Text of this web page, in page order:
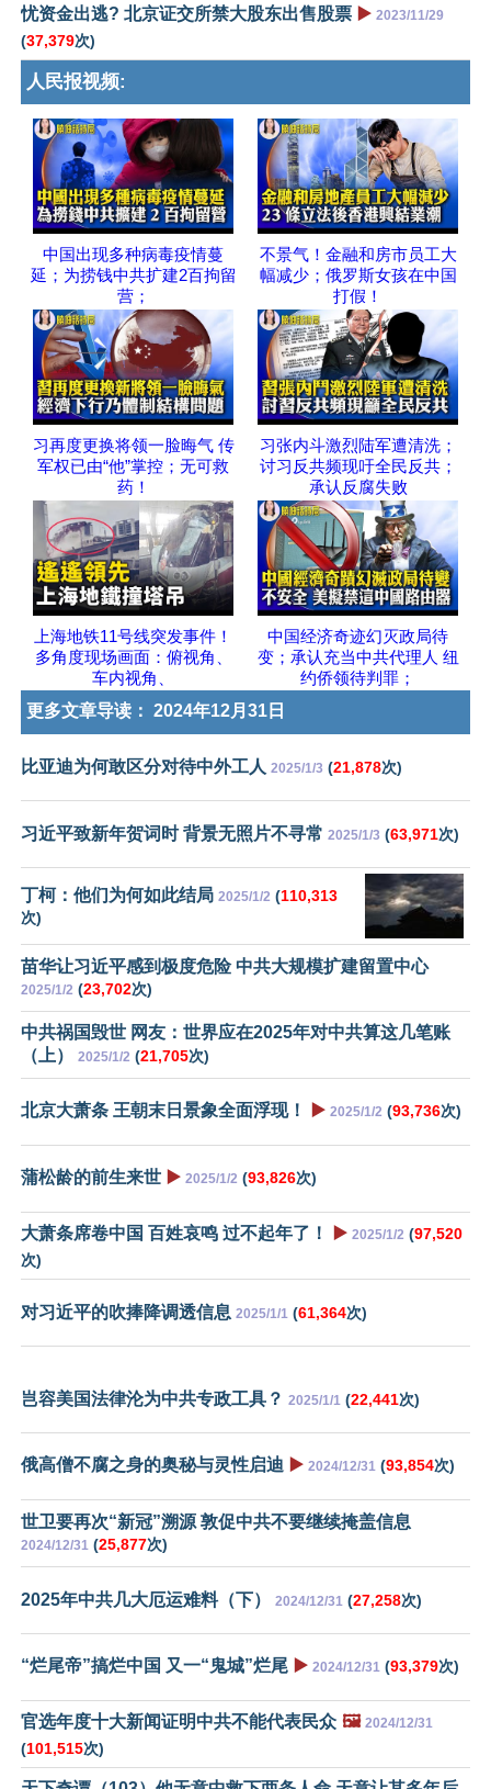
忧资金出逃? 北京证交所禁大股东出售股票 ▶️ 2023/11/29
(37,379次)
人民报视频:
中国出现多种病毒疫情蔓
延；为捞钱中共扩建2百拘留
营；
不景气！金融和房市员工大
幅减少；俄罗斯女孩在中国
打假！
习再度更换将领一脸晦气 传
军权已由“他”掌控；无可救
药！
习张内斗激烈陆军遭清洗；
讨习反共频现吁全民反共；
承认反腐失败
上海地铁11号线突发事件！
多角度现场画面：俯视角、
车内视角、
中国经济奇迹幻灭政局待
变；承认充当中共代理人 纽
约侨领待判罪；
更多文章导读： 2024年12月31日
比亚迪为何敢区分对待中外工人 2025/1/3 (21,878次)
习近平致新年贺词时 背景无照片不寻常 2025/1/3 (63,971次)
丁柯：他们为何如此结局 2025/1/2 (110,313
次)
苗华让习近平感到极度危险 中共大规模扩建留置中心
2025/1/2 (23,702次)
中共祸国毁世 网友：世界应在2025年对中共算这几笔账
（上）
2025/1/2 (21,705次)
北京大萧条 王朝末日景象全面浮现！ ▶️ 2025/1/2 (93,736次)
蒲松龄的前生来世 ▶️ 2025/1/2 (93,826次)
大萧条席卷中国 百姓哀鸣 过不起年了！ ▶️ 2025/1/2 (97,520
次)
对习近平的吹捧降调透信息 2025/1/1 (61,364次)
岂容美国法律沦为中共专政工具？ 2025/1/1 (22,441次)
俄高僧不腐之身的奥秘与灵性启迪 ▶️ 2024/12/31 (93,854次)
世卫要再次“新冠”溯源 敦促中共不要继续掩盖信息
2024/12/31 (25,877次)
2025年中共几大厄运难料（下） 2024/12/31 (27,258次)
“烂尾帝”搞烂中国 又一“鬼城”烂尾 ▶️ 2024/12/31 (93,379次)
官选年度十大新闻证明中共不能代表民众 🖼️ 2024/12/31
(101,515次)